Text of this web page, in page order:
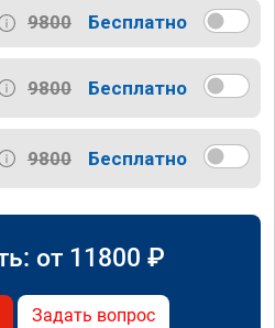
9800 Бесплатно
9800 Бесплатно
9800 Бесплатно
от 11800 ₽
Задать вопрос